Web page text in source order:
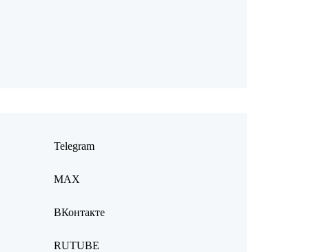
Telegram
MAX
ВКонтакте
RUTUBE